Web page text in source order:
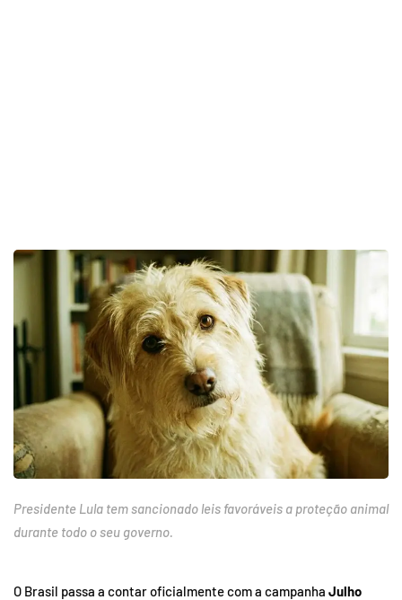
Presidente Lula tem sancionado leis favoráveis a proteção animal
durante todo o seu governo.
O Brasil passa a contar oficialmente com a campanha Julho